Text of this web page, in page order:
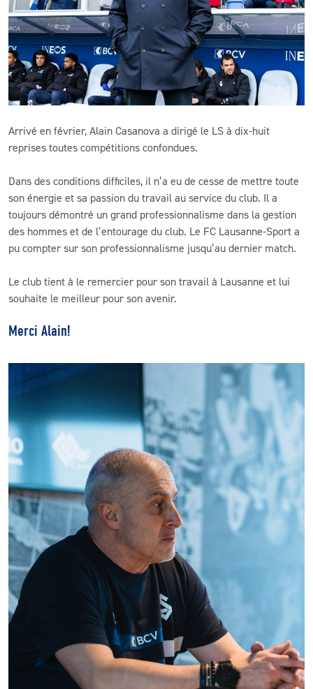
CLUB
CONTACT
ACTUALITÉS
LS E-SHOP
LS ACADEMY CAMPS
MATCH DES CELEBRITES
PRESSE ET MEDIAS
Arrivé en février, Alain Casanova a dirigé le LS à dix-huit
reprises toutes compétitions confondues.
Dans des conditions difficiles, il n’a eu de cesse de mettre toute
son énergie et sa passion du travail au service du club. Il a
toujours démontré un grand professionnalisme dans la gestion
des hommes et de l’entourage du club. Le FC Lausanne-Sport a
pu compter sur son professionnalisme jusqu’au dernier match.
Le club tient à le remercier pour son travail à Lausanne et lui
souhaite le meilleur pour son avenir.
Merci Alain!